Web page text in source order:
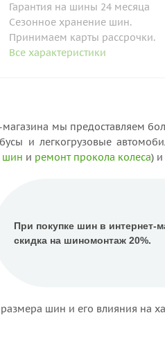
Гарантия на шины 24 месяца
Сезонное хранение шин.
Принимаем карты рассрочки.
Все характеристики
магазина мы предоставляем
и легкогрузовые
шин и ремонт прокола колеса)
При покупке шин в интернет-
скидка на шиномонтаж 20%.
шин и его влияния на